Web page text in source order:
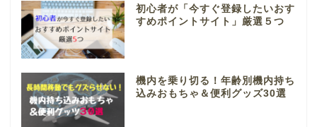
初心者が「今すぐ登録したいおす
すめポイントサイト」厳選５つ
機内を乗り切る！年齢別機内持ち
込みおもちゃ＆便利グッズ30選